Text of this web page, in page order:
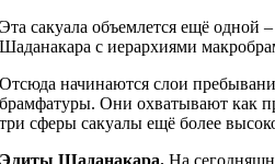
Эта сакуала объемлется ещё одной
Шаданакара с иерархиями
Отсюда начинаются слои
брамфатуры. Они охватывают как
три сферы сакуалы ещё более
Элиты Шаданакара. На